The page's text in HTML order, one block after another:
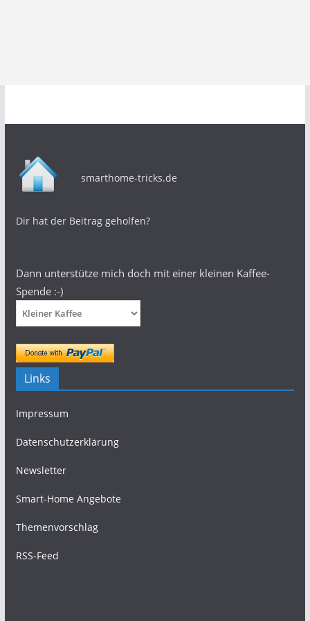
smarthome-tricks.de
Dir hat der Beitrag geholfen?
Dann unterstütze mich doch mit einer kleinen Kaffee-
Spende :-)
Links
Impressum
Datenschutzerklärung
Newsletter
Smart-Home Angebote
Themenvorschlag
RSS-Feed